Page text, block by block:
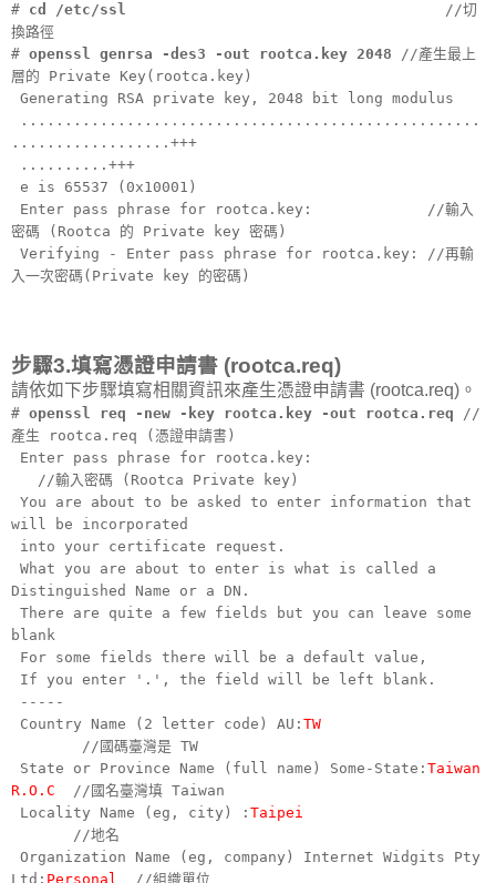
# cd /etc/ssl //切
換路徑
# openssl genrsa -des3 -out rootca.key 2048 //產生最上
層的 Private Key(rootca.key)
Generating RSA private key, 2048 bit long modulus
....................................................
..................+++
..........+++
e is 65537 (0x10001)
Enter pass phrase for rootca.key: //輸入
密碼 (Rootca 的 Private key 密碼)
Verifying - Enter pass phrase for rootca.key: //再輸
入一次密碼(Private key 的密碼)
步驟3.填寫憑證申請書 (rootca.req)
請依如下步驟填寫相關資訊來產生憑證申請書 (rootca.req)。
# openssl req -new -key rootca.key -out rootca.req //
產生 rootca.req (憑證申請書)
Enter pass phrase for rootca.key:
//輸入密碼 (Rootca Private key)
You are about to be asked to enter information that
will be incorporated
into your certificate request.
What you are about to enter is what is called a
Distinguished Name or a DN.
There are quite a few fields but you can leave some
blank
For some fields there will be a default value,
If you enter '.', the field will be left blank.
-----
Country Name (2 letter code) AU: TW
//國碼臺灣是 TW
State or Province Name (full name) Some-State: Taiwan
R.O.C //國名臺灣填 Taiwan
Locality Name (eg, city) : Taipei
//地名
Organization Name (eg, company) Internet Widgits Pty
Ltd: Personal //組織單位